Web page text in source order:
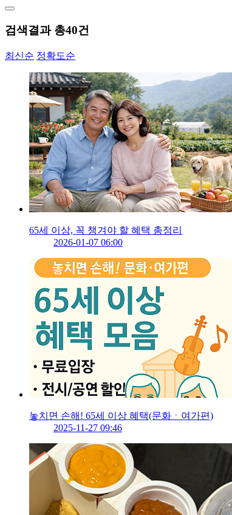
검색결과 총40건
최신순 정확도순
65세 이상, 꼭 챙겨야 할 혜택 총정리
2026-01-07 06:00
놓치면 손해! 65세 이상 혜택(문화ㆍ여가편)
2025-11-27 09:46